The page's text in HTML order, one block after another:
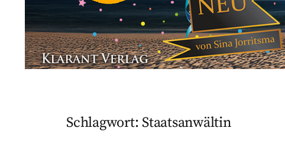
Schlagwort: Staatsanwältin